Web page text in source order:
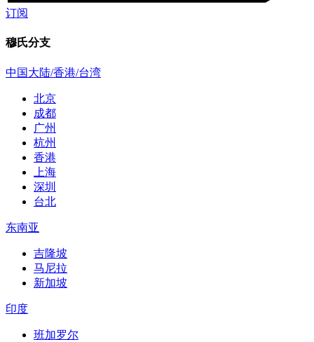
订阅
穆氏分支
中国大陆/香港/台湾
北京
成都
广州
杭州
香港
上海
深圳
台北
东南亚
吉隆坡
马尼拉
新加坡
印度
班加罗尔